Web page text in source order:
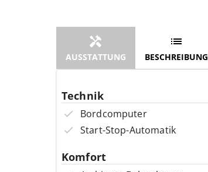
AUSSTATTUNG BESCHREIBUNG
Technik
Bordcomputer
Start-Stop-Automatik
Komfort